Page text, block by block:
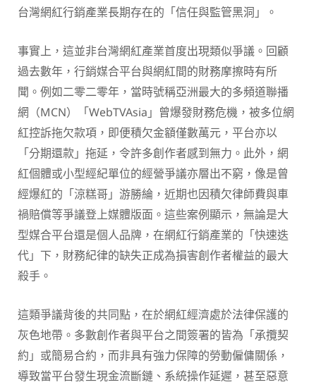
台灣網紅行銷產業長期存在的「信任與監管黑洞」。
事實上，這並非台灣網紅產業首度出現類似爭議。回顧
過去數年，行銷媒合平台與網紅間的財務摩擦時有所
聞。例如二零二零年，當時號稱亞洲最大的多頻道聯播
網（MCN）「WebTVAsia」曾爆發財務危機，被多位網
紅控訴拖欠款項，即便積欠金額僅數萬元，平台亦以
「分期還款」拖延，令許多創作者感到無力。此外，網
紅個體或小型經紀單位的經營爭議亦層出不窮，像是曾
經爆紅的「涼糕哥」游勝綸，近期也因積欠律師費與車
禍賠償等爭議登上媒體版面。這些案例顯示，無論是大
型媒合平台還是個人品牌，在網紅行銷產業的「快速迭
代」下，財務紀律的缺失正成為損害創作者權益的最大
殺手。
這類爭議背後的共同點，在於網紅經濟處於法律保護的
灰色地帶。多數創作者與平台之間簽署的皆為「承攬契
約」或簡易合約，而非具有強力保障的勞動僱傭關係，
導致當平台發生現金流斷鏈、系統操作延遲，甚至惡意